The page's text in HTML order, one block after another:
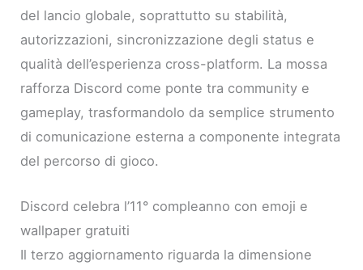
del lancio globale, soprattutto su stabilità,
autorizzazioni, sincronizzazione degli status e
qualità dell’esperienza cross-platform. La mossa
rafforza Discord come ponte tra community e
gameplay, trasformandolo da semplice strumento
di comunicazione esterna a componente integrata
del percorso di gioco.
Discord celebra l’11° compleanno con emoji e
wallpaper gratuiti
Il terzo aggiornamento riguarda la dimensione